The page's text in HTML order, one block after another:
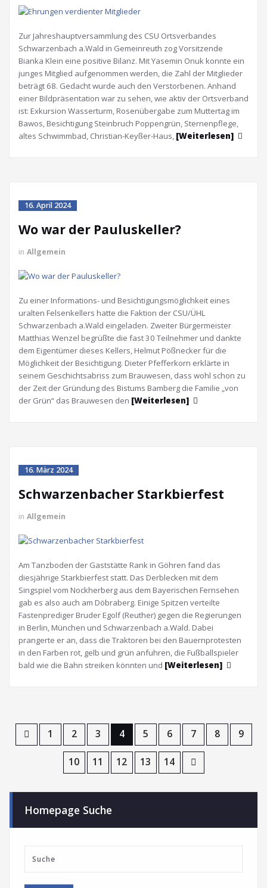
Zur Jahreshauptversammlung des CSU Ortsverbandes
Schwarzenbach a.Wald in Gemeinreuth zog Vorsitzende
Bianka Klein eine positive Bilanz. Mit Yasemin Onuk konnte ein
junges Mitglied aufgenommen werden, die Zahl der Mitglieder
beträgt 68. Gedacht wurde auch den Verstorbenen. Anhand
einer Bildpräsentation war zu sehen, wie aktiv der Ortsverband
ist: Exkursion Wasserturm, Rosenübergabe zum Muttertag im
Bawos, Besichtigung Steinbruch Poppengrün, Sternenpflege,
altes Schwimmbad, Christian-Keyßer-Haus, [Weiterlesen]
16. April 2024
Wo war der Pauluskeller?
in Allgemein
Zu einer Informations- und Besichtigungsmöglichkeit eines
uralten Felsenkellers hatte die Faktion der CSU/ÜHL
Schwarzenbach a.Wald eingeladen. Zweiter Bürgermeister
Matthias Wenzel begrüßte die fast 30 Teilnehmer und dankte
dem Eigentümer dieses Kellers, Helmut Pößnecker für die
Möglichkeit der Besichtigung. Dieter Pfefferkorn erklärte in
seinem Geschichtsabriss zum Brauwesen, dass wohl schon zu
der Zeit der Gründung des Bistums Bamberg die Familie „von
der Grün“ das Brauwesen den [Weiterlesen]
16. März 2024
Schwarzenbacher Starkbierfest
in Allgemein
Am Tanzboden der Gaststätte Rank in Göhren fand das
diesjährige Starkbierfest statt. Das Derblecken mit dem
Singspiel vom Nockherberg aus dem Bayerischen Fernsehen
gab es also auch am Döbraberg. Einige Spitzen verteilte
Fastenprediger Bruder Egolf (Reuther) gegen die Regierungen
in Berlin, München und Schwarzenbach a.Wald. Dabei
prangerte er an, dass die Traktoren bei den Bauernprotesten
in den Farben rot, gelb und grün anfuhren, die Fußballspieler
bald wie die Bahn streiken könnten und [Weiterlesen]
1 2 3 4 5 6 7 8 9
10 11 12 13 14
Homepage Suche